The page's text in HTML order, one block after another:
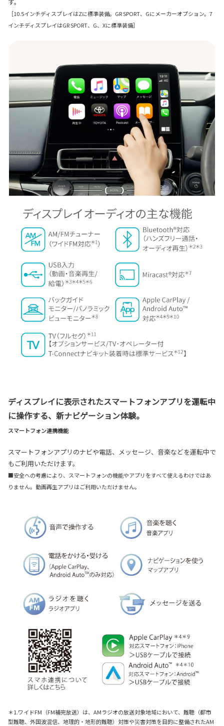
す。
［10.5インチディスプレイはZに標準装備。GR SPORT、Gにメーカーオプション。7
インチディスプレイはGR SPORT、G、Xに標準装備］
ディスプレイに表示されたスマートフォンアプリを運転中
に操作する、新ナビゲーション体験。
スマートフォン連携機能
スマートフォンアプリのナビや電話、メッセージ、音楽などを運転中で
もご利用いただけます。
■安全への考慮により、スマートフォンの機能やアプリをすべて使えるわけではあ
りません。動画再生アプリはご利用いただけません。
＊1.ワイドFM（FM補完放送）は、AMラジオの放送対象地域において、難聴（都市
型難聴、外国波混信、地理的・地形的難聴）対策や災害対策を目的に整備されたAM